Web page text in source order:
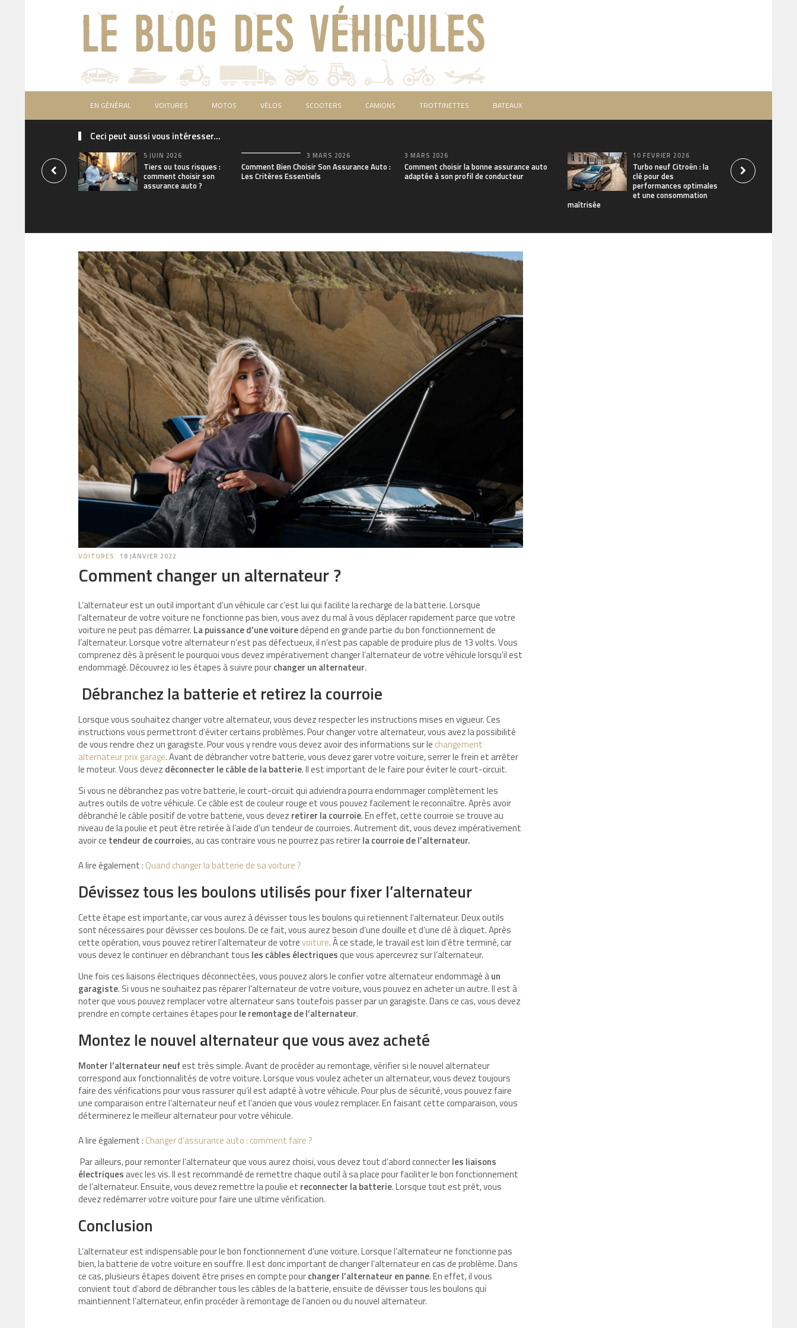
EN GÉNÉRAL VOITURES MOTOS VÉLOS SCOOTERS CAMIONS TROTTINETTES BATEAUX
Ceci peut aussi vous intéresser...
5 JUIN 2026
Tiers ou tous risques :
comment choisir son
assurance auto ?
3 MARS 2026
Comment Bien Choisir Son Assurance Auto :
Les Critères Essentiels
3 MARS 2026
Comment choisir la bonne assurance auto
adaptée à son profil de conducteur
10 FÉVRIER 2026
Turbo neuf Citroën : la
clé pour des
performances optimales
et une consommation
maîtrisée
VOITURES 18 JANVIER 2022
Comment changer un alternateur ?
L’alternateur est un outil important d’un véhicule car c’est lui qui facilite la recharge de la batterie. Lorsque
l’alternateur de votre voiture ne fonctionne pas bien, vous avez du mal à vous déplacer rapidement parce que votre
voiture ne peut pas démarrer. La puissance d’une voituredépend en grande partie du bon fonctionnement de
l’alternateur. Lorsque votre alternateur n’est pas défectueux, il n’est pas capable de produire plus de 13 volts. Vous
comprenez dès à présent le pourquoi vous devez impérativement changer l’alternateur de votre véhicule lorsqu’il est
endommagé. Découvrez ici les étapes à suivre pourchanger un alternateur.
Débranchez la batterie et retirez la courroie
Lorsque vous souhaitez changer votre alternateur, vous devez respecter les instructions mises en vigueur. Ces
instructions vous permettront d’éviter certains problèmes. Pour changer votre alternateur, vous avez la possibilité
de vous rendre chez un garagiste. Pour vous y rendre vous devez avoir des informations sur le changement
alternateur prix garage. Avant de débrancher votre batterie, vous devez garer votre voiture, serrer le frein et arrêter
le moteur. Vous devez déconnecter le câble de la batterie. Il est important de le faire pour éviter le court-circuit.
Si vous ne débranchez pas votre batterie, le court-circuit qui adviendra pourra endommager complètement les
autres outils de votre véhicule. Ce câble est de couleur rouge et vous pouvez facilement le reconnaître. Après avoir
débranché le câble positif de votre batterie, vous devez retirer la courroie. En effet, cette courroie se trouve au
niveau de la poulie et peut être retirée à l’aide d’un tendeur de courroies. Autrement dit, vous devez impérativement
avoir ce tendeur de courroies, au cas contraire vous ne pourrez pas retirerla courroie de l’alternateur.
A lire également : Quand changer la batterie de sa voiture ?
Dévissez tous les boulons utilisés pour fixer l’alternateur
Cette étape est importante, car vous aurez à dévisser tous les boulons qui retiennent l’alternateur. Deux outils
sont nécessaires pour dévisser ces boulons. De ce fait, vous aurez besoin d’une douille et d’une clé à cliquet. Après
cette opération, vous pouvez retirer l’alternateur de votrevoiture. À ce stade, le travail est loin d’être terminé, car
vous devez le continuer en débranchant tous les câbles électriquesque vous apercevrez sur l’alternateur.
Une fois ces liaisons électriques déconnectées, vous pouvez alors le confier votre alternateur endommagé àun
garagiste. Si vous ne souhaitez pas réparer l’alternateur de votre voiture, vous pouvez en acheter un autre. Il est à
noter que vous pouvez remplacer votre alternateur sans toutefois passer par un garagiste. Dans ce cas, vous devez
prendre en compte certaines étapes pourle remontage de l’alternateur.
Montez le nouvel alternateur que vous avez acheté
Monter l’alternateur neufest très simple. Avant de procéder au remontage, vérifier si le nouvel alternateur
correspond aux fonctionnalités de votre voiture. Lorsque vous voulez acheter un alternateur, vous devez toujours
faire des vérifications pour vous rassurer qu’il est adapté à votre véhicule. Pour plus de sécurité, vous pouvez faire
une comparaison entre l’alternateur neuf et l’ancien que vous voulez remplacer. En faisant cette comparaison, vous
déterminerez le meilleur alternateur pour votre véhicule.
A lire également : Changer d’assurance auto : comment faire ?
Par ailleurs, pour remonter l’alternateur que vous aurez choisi, vous devez tout d’abord connecterles liaisons
électriques avec les vis. Il est recommandé de remettre chaque outil à sa place pour faciliter le bon fonctionnement
de l’alternateur. Ensuite, vous devez remettre la poulie et reconnecter la batterie. Lorsque tout est prêt, vous
devez redémarrer votre voiture pour faire une ultime vérification.
Conclusion
L’alternateur est indispensable pour le bon fonctionnement d’une voiture. Lorsque l’alternateur ne fonctionne pas
bien, la batterie de votre voiture en souffre. Il est donc important de changer l’alternateur en cas de problème. Dans
ce cas, plusieurs étapes doivent être prises en compte pourchanger l’alternateur en panne. En effet, il vous
convient tout d’abord de débrancher tous les câbles de la batterie, ensuite de dévisser tous les boulons qui
maintiennent l’alternateur, enfin procéder à remontage de l’ancien ou du nouvel alternateur.